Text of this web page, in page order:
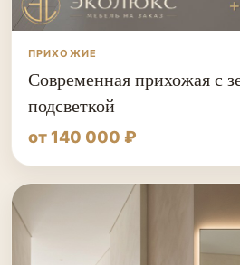
ПРИХОЖИЕ
Современная прихожая с
подсветкой
от 140 000 ₽